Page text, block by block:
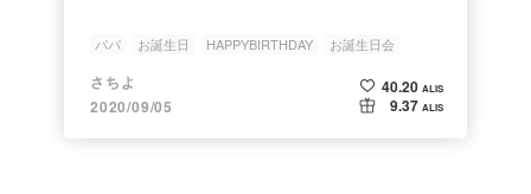
パパ お誕生日 HAPPYBIRTHDAY
お誕生日会
飾り付け
さちよ
2020/09/05
40.20 ALIS
9.37 ALIS